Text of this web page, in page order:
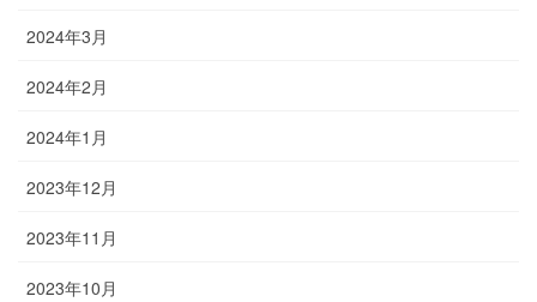
2024年3月
2024年2月
2024年1月
2023年12月
2023年11月
2023年10月